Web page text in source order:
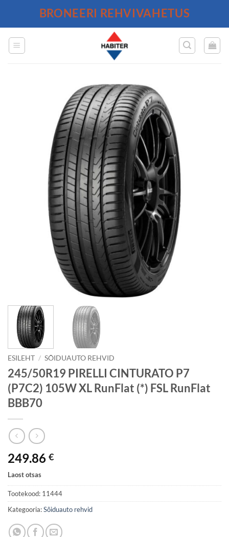
BRONEERI REHVIVAHETUS
ESILEHT / SÕIDUAUTO REHVID
245/50R19 PIRELLI CINTURATO P7
(P7C2) 105W XL RunFlat (*) FSL RunFlat
BBB70
249.86 €
Laost otsas
Tootekood: 11444
Kategooria:Sõiduauto rehvid